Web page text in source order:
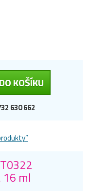
KOŠÍKU
630 662
16 ml